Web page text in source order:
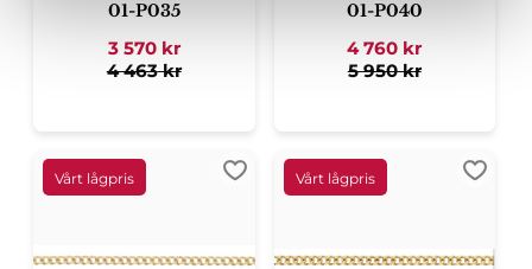
01-P035
3 570kr
4 463kr
01-P040
4 760 kr
5 950kr
Lägg till i favoriter Lägg